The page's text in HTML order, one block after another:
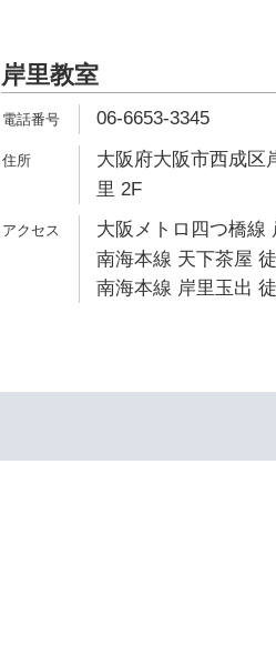
岸里教室
06-6653-3345
大阪府大阪市西成区
里 2F
大阪メトロ四つ橋線
南海本線 天下茶屋
南海本線 岸里玉出